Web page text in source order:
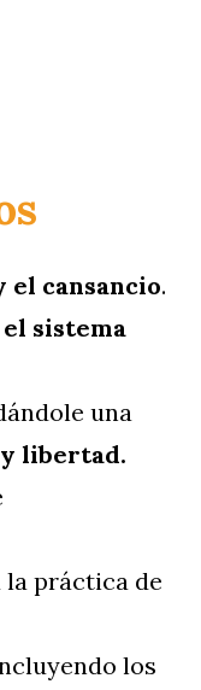
el cansancio.
sistema
una
libertad.
la práctica de
los